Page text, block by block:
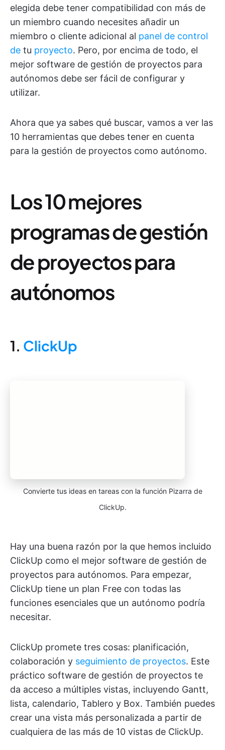
elegida debe tener compatibilidad con más de
un miembro cuando necesites añadir un
miembro o cliente adicional al panel de control
de tu proyecto. Pero, por encima de todo, el
mejor software de gestión de proyectos para
autónomos debe ser fácil de configurar y
utilizar.
Ahora que ya sabes qué buscar, vamos a ver las
10 herramientas que debes tener en cuenta
para la gestión de proyectos como autónomo.
Los 10 mejores
programas de gestión
de proyectos para
autónomos
1. ClickUp
Convierte tus ideas en tareas con la función Pizarra de
ClickUp.
Hay una buena razón por la que hemos incluido
ClickUp como el mejor software de gestión de
proyectos para autónomos. Para empezar,
ClickUp tiene un plan Free con todas las
funciones esenciales que un autónomo podría
necesitar.
ClickUp promete tres cosas: planificación,
colaboración y seguimiento de proyectos. Este
práctico software de gestión de proyectos te
da acceso a múltiples vistas, incluyendo Gantt,
lista, calendario, Tablero y Box. También puedes
crear una vista más personalizada a partir de
cualquiera de las más de 10 vistas de ClickUp.